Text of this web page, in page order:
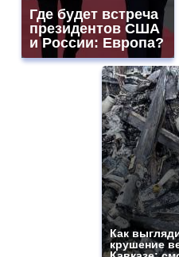
Где будет встреча
президентов США
и России: Европа?
Как
крушение